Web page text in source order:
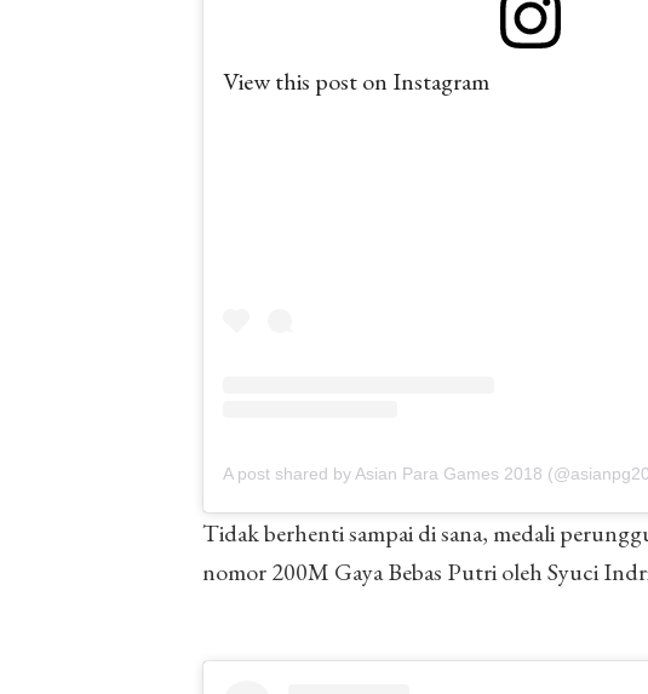
View this post on Instagram
A post shared by Asian Para Games 2018
Tidak berhenti sampai di sana, medali
nomor 200M Gaya Bebas Putri oleh Syuci